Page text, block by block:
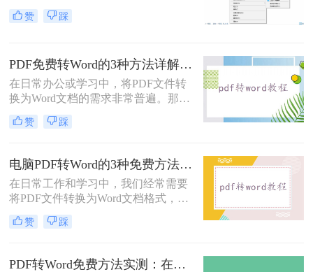
字；老师上传的PDF课件，你想复制
一段做笔记；或者自己扫描的纸质文
者，“pdf怎么转换成word”绝对是高频
刚需。
赞 踩
PDF免费转Word的3种方法详解：复制粘贴、在线工具与Word内置转换效果对比！
在日常办公或学习中，将PDF文件转
换为Word文档的需求非常普遍。那么
pdf怎么免费转换成word文档呢？本文
将重点介绍三种免费且无需专业技能
题。
赞 踩
电脑PDF转Word的3种免费方法实测：含效果对比与适用场景说明！
在日常工作和学习中，我们经常需要
将PDF文件转换为Word文档格式，以
便进行编辑和修改。那么电脑pdf怎么
转word文档格式免费呢？本文将介绍
现PDF到Word的转换。
赞 踩
PDF转Word免费方法实测：在线工具、Word内置功能与手动复制3种方式对比！